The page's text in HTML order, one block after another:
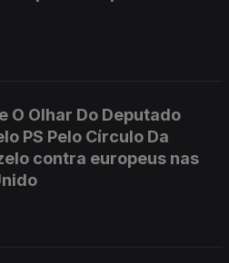
O Olhar Do Deputado
PS Pelo Círculo Da
contra europeus nas